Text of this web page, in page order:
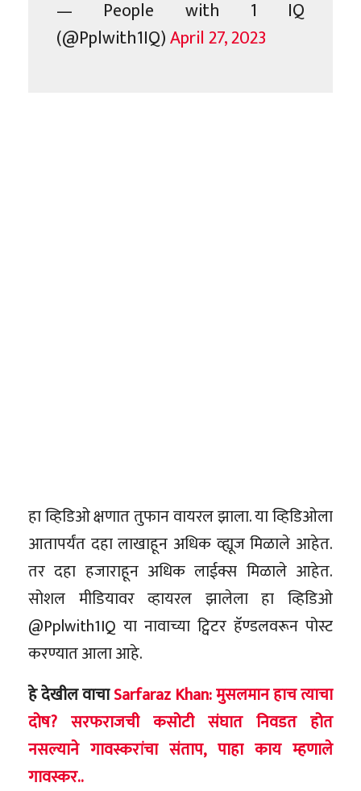
— People with 1 IQ
(@Pplwith1IQ)April 27, 2023
हा व्हिडिओ क्षणात तुफान वायरल झाला. या व्हिडिओला
आतापर्यंत दहा लाखाहून अधिक व्ह्यूज मिळाले आहेत.
तर दहा हजाराहून अधिक लाईक्स मिळाले आहेत.
सोशल मीडियावर व्हायरल झालेला हा व्हिडिओ
@Pplwith1IQ या नावाच्या ट्विटर हॅण्डलवरून पोस्ट
करण्यात आला आहे.
हे देखील वाचाSarfaraz Khan: मुसलमान हाच त्याचा
दोष? सरफराजची कसोटी संघात निवडत होत
नसल्याने गावस्करांचा संताप, पाहा काय म्हणाले
गावस्कर..